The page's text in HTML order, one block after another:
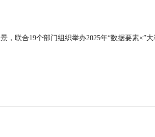
，联合19个部门组织举办2025年“数据要素×”大